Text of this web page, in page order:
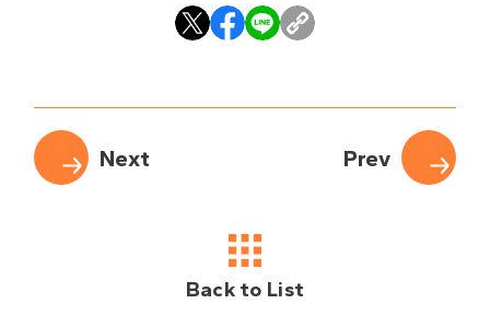
Back to List